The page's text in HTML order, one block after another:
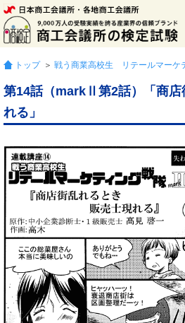
トップ ＞ 戦う商業高校生 リテールマーケ
第14話（markⅡ第2話）「商店
れる」